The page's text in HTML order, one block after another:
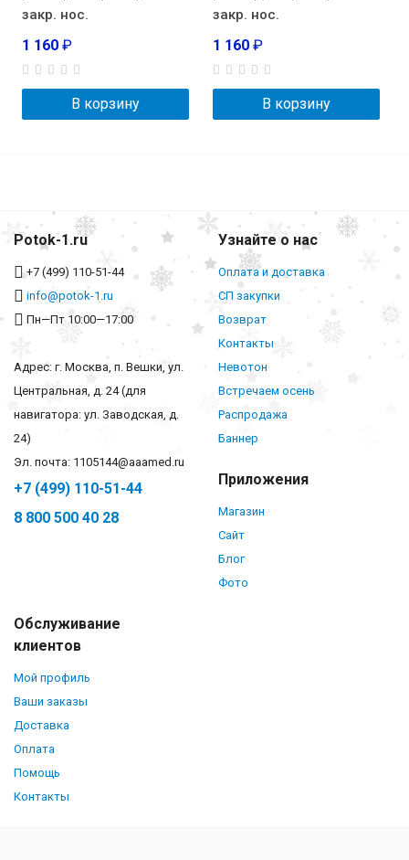
закр. нос.
1 160 ₽
В корзину
закр. нос.
1 160 ₽
В корзину
Potok-1.ru
+7 (499) 110-51-44
info@potok-1.ru
Пн—Пт 10:00—17:00
Адрес: г. Москва, п. Вешки, ул.
Центральная, д. 24 (для
навигатора: ул. Заводская, д.
24)
Эл. почта: 1105144@aaamed.ru
+7 (499) 110-51-44
8 800 500 40 28
Узнайте о нас
Оплата и доставка
СП закупки
Возврат
Контакты
Невотон
Встречаем осень
Распродажа
Баннер
Приложения
Магазин
Сайт
Блог
Фото
Обслуживание
клиентов
Мой профиль
Ваши заказы
Доставка
Оплата
Помощь
Контакты